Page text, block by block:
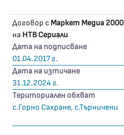
Договор с Маркет Медиа 2000
на НТВ Сериали
Дата на подписване
01.04.2017 г.
Дата на изтичане
31.12.2024 г.
Териториален обхват
с.Горно Сахране, с.Търничени